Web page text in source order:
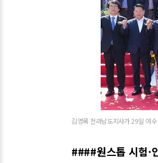
김영록 전라남도지사가 29일 여
####원스톱 시험·